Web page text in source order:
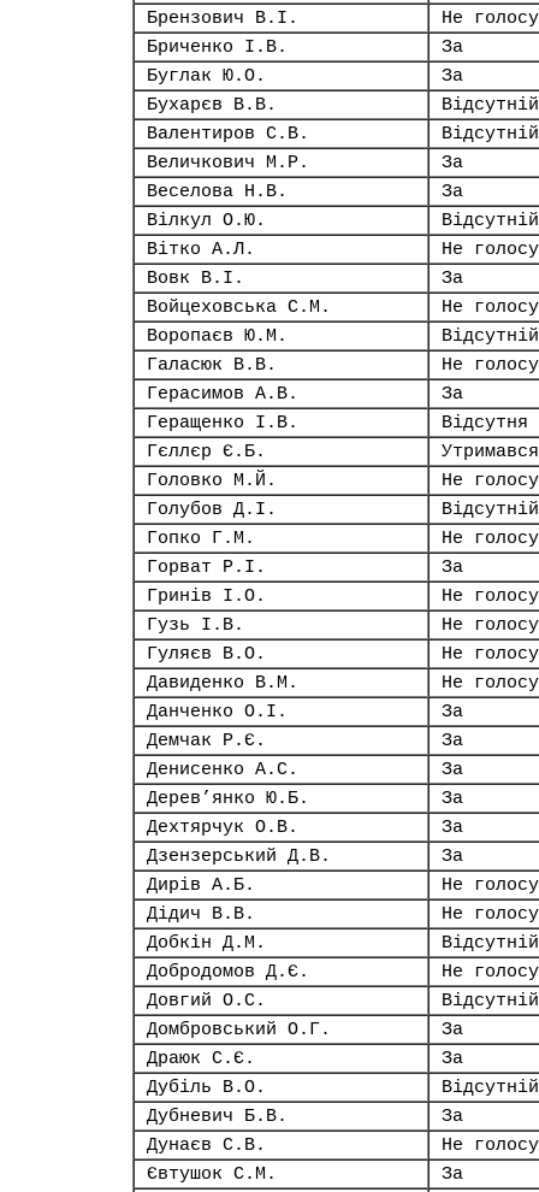
Брензович В.І.
Не
Бриченко І.В.
За
Буглак Ю.О.
За
Бухарєв В.В.
Відсутній
Валентиров С.В.
Відсутній
Величкович М.Р.
За
Веселова Н.В.
За
Вілкул О.Ю.
Відсутній
Вітко А.Л.
Не
Вовк В.І.
За
Войцеховська С.М.
Не
Воропаєв Ю.М.
Відсутній
Галасюк В.В.
Не
Герасимов А.В.
За
Геращенко І.В.
Відсутня
Гєллєр Є.Б.
Утримався
Головко М.Й.
Не
Голубов Д.І.
Відсутній
Гопко Г.М.
Не
Горват Р.І.
За
Гринів І.О.
Не
Гузь І.В.
Не
Гуляєв В.О.
Не
Давиденко В.М.
Не
Данченко О.І.
За
Демчак Р.Є.
За
Денисенко А.С.
За
Дерев’янко Ю.Б.
За
Дехтярчук О.В.
За
Дзензерський Д.В.
За
Дирів А.Б.
Не
Дідич В.В.
Не
Добкін Д.М.
Відсутній
Добродомов Д.Є.
Не
Довгий О.С.
Відсутній
Домбровський О.Г.
За
Драюк С.Є.
За
Дубіль В.О.
Відсутній
Дубневич Б.В.
За
Дунаєв С.В.
Не
Євтушок С.М.
За